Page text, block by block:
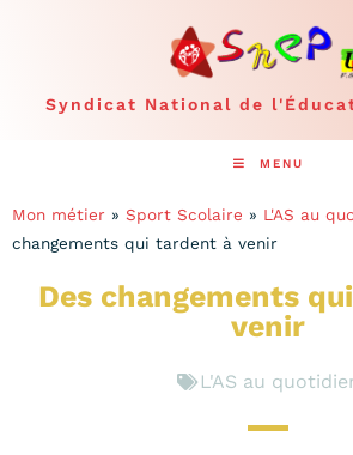
Syndicat National de
MENU
Mon métier » Sport Scolaire » L'AS au
changements qui tardent à venir
Des changements
venir
L'AS au